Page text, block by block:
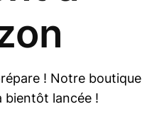
! Notre boutique
bientôt lancée !